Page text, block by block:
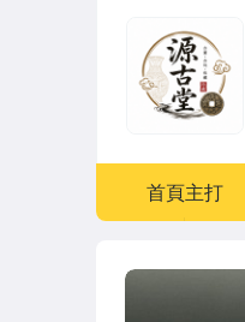
首頁主打